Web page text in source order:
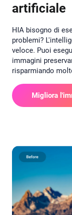
artificiale
HIA bisogno di
problemi?
veloce. Puoi
immagini
risparmiando
Migliora